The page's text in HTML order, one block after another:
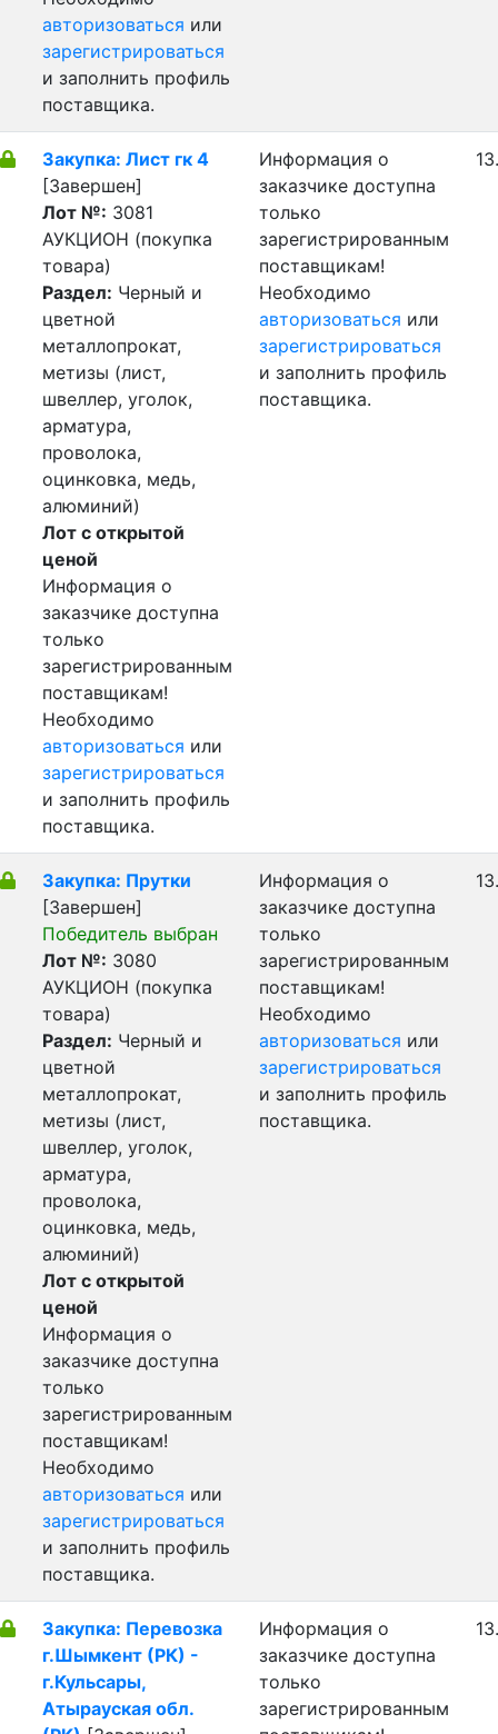
авторизоваться или
зарегистрироваться
и заполнить профиль
поставщика.
Закупка: Лист гк 4
[Завершен]
Лот №: 3081
АУКЦИОН (покупка
товара)
Раздел: Черный и
цветной
металлопрокат,
метизы (лист,
швеллер, уголок,
арматура,
проволока,
оцинковка, медь,
алюминий)
Лот с открытой
ценой
Информация о
заказчике доступна
только
зарегистрированным
поставщикам!
Необходимо
авторизоваться или
зарегистрироваться
и заполнить профиль
поставщика.
Информация о
заказчике доступна
только
зарегистрированным
поставщикам!
Необходимо
авторизоваться или
зарегистрироваться
и заполнить профиль
поставщика.
Закупка: Прутки
[Завершен]
Победитель выбран
Лот №: 3080
АУКЦИОН (покупка
товара)
Раздел: Черный и
цветной
металлопрокат,
метизы (лист,
швеллер, уголок,
арматура,
проволока,
оцинковка, медь,
алюминий)
Лот с открытой
ценой
Информация о
заказчике доступна
только
зарегистрированным
поставщикам!
Необходимо
авторизоваться или
зарегистрироваться
и заполнить профиль
поставщика.
Информация о
заказчике доступна
только
зарегистрированным
поставщикам!
Необходимо
авторизоваться или
зарегистрироваться
и заполнить профиль
поставщика.
Закупка: Перевозка
г.Шымкент (РК) -
г.Кульсары,
Атырауская обл.
Информация о
заказчике доступна
только
зарегистрированным